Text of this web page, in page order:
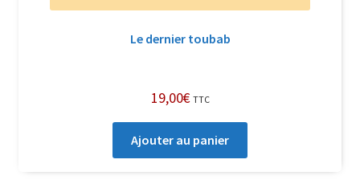
Le dernier toubab
19,00€ TTC
Ajouter au panier